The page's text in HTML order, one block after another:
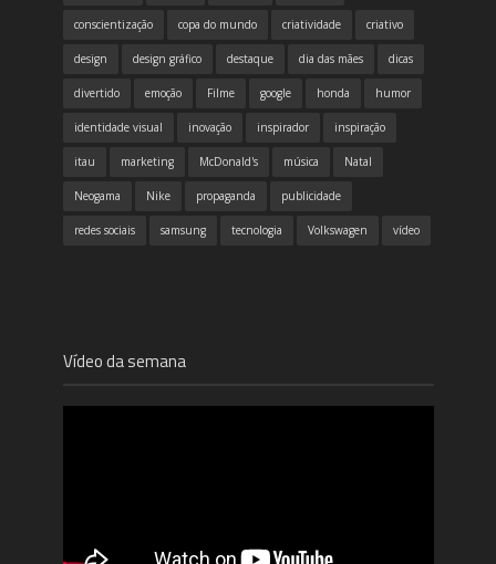
conscientização copa do mundo criatividade criativo
design design gráfico destaque dia das mães dicas
divertido emoção Filme google honda humor
identidade visual inovação inspirador inspiração
itau marketing McDonald's música Natal
Neogama Nike propaganda publicidade
redes sociais samsung tecnologia Volkswagen vídeo
Vídeo da semana